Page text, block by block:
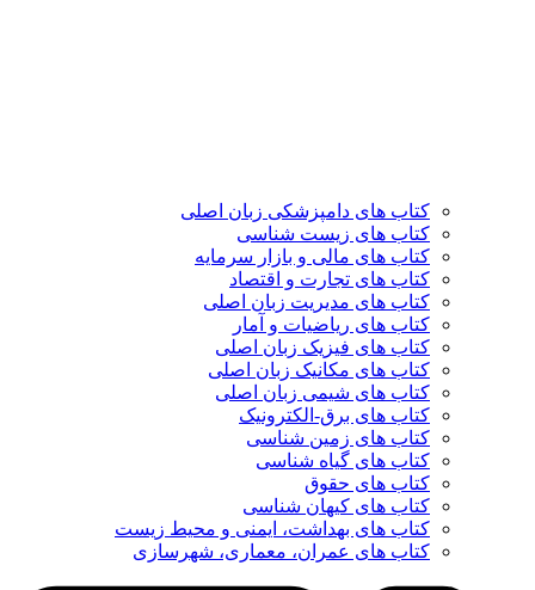
کتاب های دامپزشکی زبان اصلی
کتاب های زیست شناسی
کتاب های مالی و بازار سرمایه
کتاب های تجارت و اقتصاد
کتاب های مدیریت زبان اصلی
کتاب های ریاضیات و آمار
کتاب های فیزیک زبان اصلی
کتاب های مکانیک زبان اصلی
کتاب های شیمی زبان اصلی
کتاب های برق-الکترونیک
کتاب های زمین شناسی
کتاب های گیاه شناسی
کتاب های حقوق
کتاب های کیهان شناسی
کتاب های بهداشت، ایمنی و محیط زیست
کتاب های عمران، معماری، شهرسازی